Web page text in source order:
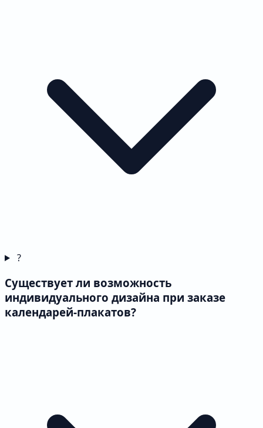
?
Существует ли возможность
индивидуального дизайна при заказе
календарей-плакатов?